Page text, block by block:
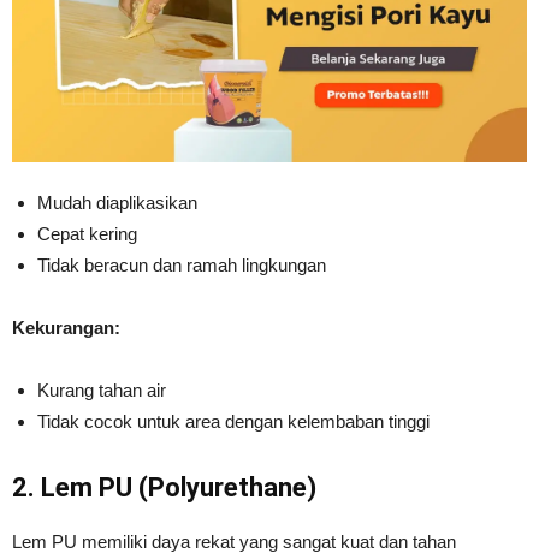
Mudah diaplikasikan
Cepat kering
Tidak beracun dan ramah lingkungan
Kekurangan:
Kurang tahan air
Tidak cocok untuk area dengan kelembaban tinggi
2. Lem PU (Polyurethane)
Lem PU memiliki daya rekat yang sangat kuat dan tahan